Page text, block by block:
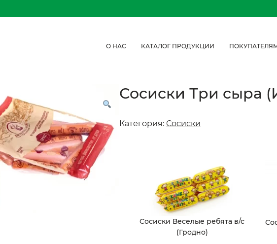
О НАС КАТАЛОГ ПРОДУКЦИИ
Сосиски Три сыра
Категория: Сосиски
Сосиски Веселые ребята в/с
(Гродно)